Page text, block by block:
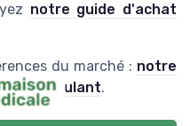
notre guide d'achat
du marché : notre
roulant.